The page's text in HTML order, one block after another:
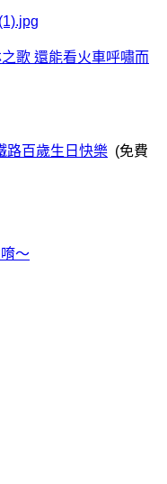
歌 還能看火車呼嘯而
路百歲生日快樂 (免費
～